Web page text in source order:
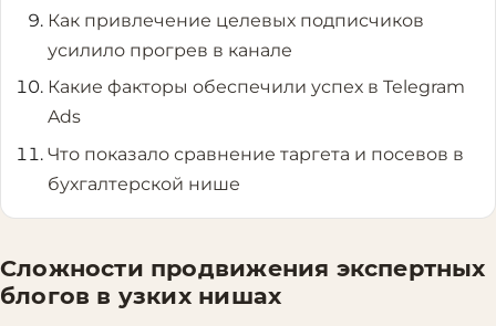
Как привлечение целевых подписчиков
усилило прогрев в канале
Какие факторы обеспечили успех в Telegram
Ads
Что показало сравнение таргета и посевов в
бухгалтерской нише
Сложности продвижения экспертных
блогов в узких нишах